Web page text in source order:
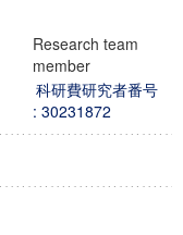
Research team
member
科研費研究者番号
: 30231872